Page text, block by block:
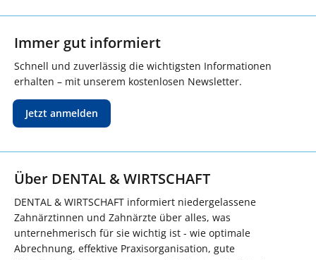
Immer gut informiert
Schnell und zuverlässig die wichtigsten Informationen
erhalten – mit unserem kostenlosen Newsletter.
Jetzt anmelden
Über DENTAL & WIRTSCHAFT
DENTAL & WIRTSCHAFT informiert niedergelassene
Zahnärztinnen und Zahnärzte über alles, was
unternehmerisch für sie wichtig ist - wie optimale
Abrechnung, effektive Praxisorganisation, gute